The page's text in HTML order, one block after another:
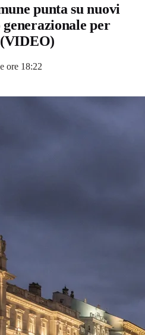
punta su nuovi
per
ore 18:22